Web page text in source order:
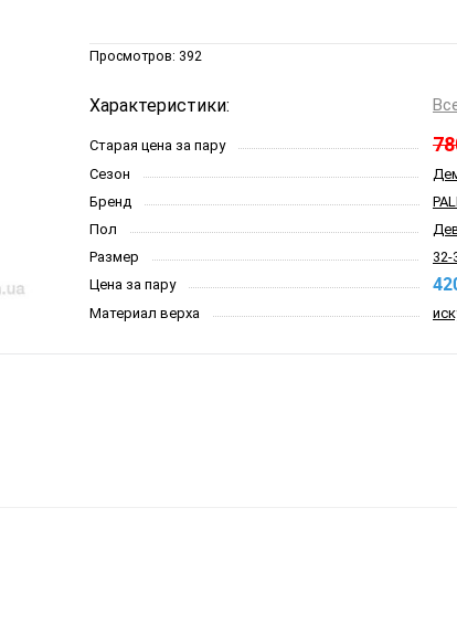
Просмотров: 392
Характеристики:
Старая цена за пару
Сезон
Бренд
Пол
Размер
32-
Цена за пару
Материал верха